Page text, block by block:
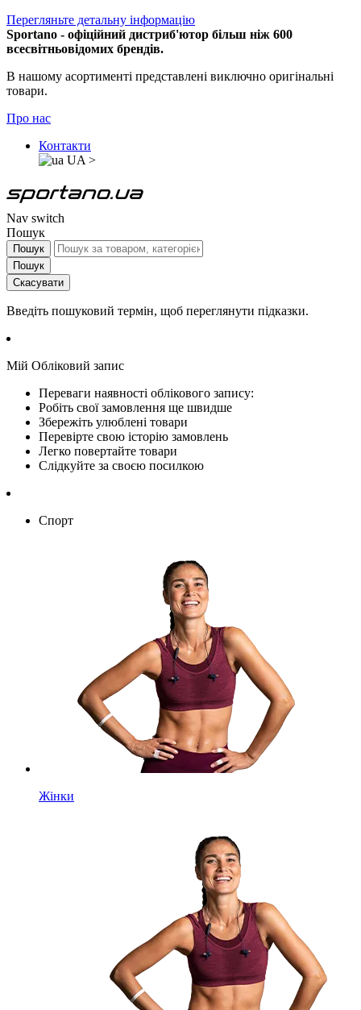
Перегляньте детальну інформацію
Sportano - офіційний дистриб'ютор більш ніж 600
всесвітньовідомих брендів.
В нашому асортименті представлені виключно оригінальні
товари.
Про нас
Контакти
UA >
Nav switch
Пошук
Пошук
Пошук
Скасувати
Введіть пошуковий термін, щоб переглянути підказки.
Мій Обліковий запис
Переваги наявності облікового запису:
Робіть свої замовлення ще швидше
Збережіть улюблені товари
Перевірте свою історію замовлень
Легко повертайте товари
Слідкуйте за своєю посилкою
Спорт
Жінки